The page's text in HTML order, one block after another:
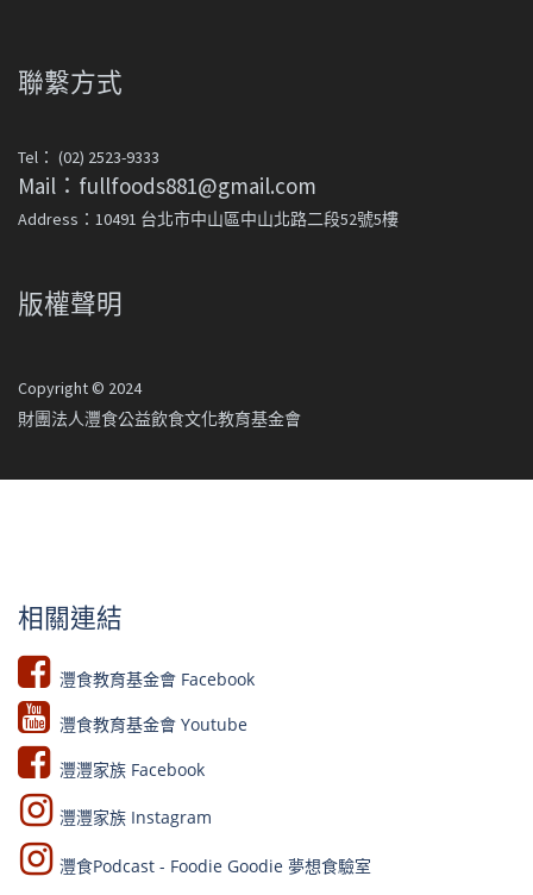
聯繫方式
Tel： (02) 2523-9333
Mail：fullfoods881@gmail.com
Address：10491 台北市中山區中山北路二段52號5樓
版權聲明
Copyright © 2024
財團法人灃食公益飲食文化教育基金會
相關連結
灃食教育基金會 Facebook​
灃食教育基金會 Youtube​​
灃灃家族 Facebook
灃灃家族 Instagram
灃食Podcast - Foodie Goodie 夢想食驗室​